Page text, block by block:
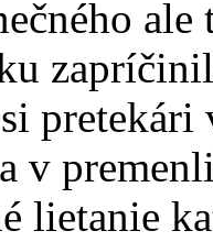
v
lietanie